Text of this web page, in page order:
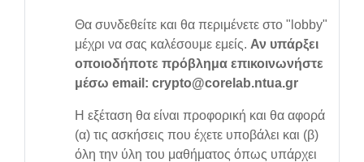
Θα συνδεθείτε και θα περιμένετε στο "lobby"
μέχρι να σας καλέσουμε εμείς. Αν υπάρξει
οποιοδήποτε πρόβλημα επικοινωνήστε
μέσω email: crypto@corelab.ntua.gr
Η εξέταση θα είναι προφορική και θα αφορά
(α) τις ασκήσεις που έχετε υποβάλει και (β)
όλη την ύλη του μαθήματος όπως υπάρχει